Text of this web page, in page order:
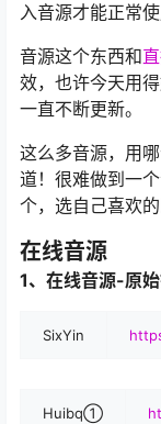
入音源才能正常使
音源这个东西和
效，也许今天用
一直不断更新。
这么多音源，用
道！很难做到一
个，选自己喜欢的
在线音源
1、在线音源-原
SixYin
Huibq①